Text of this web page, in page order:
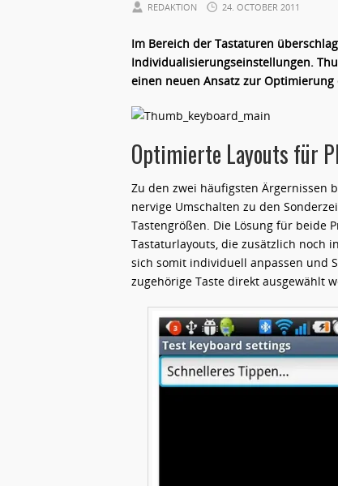
REDAKTION 24. OCTOBER 2011
Im Bereich der Tastaturen
Individualisierungseinstellungen.
einen neuen Ansatz zur
Optimierte Layouts für
Zu den zwei häufigsten Ärgernissen
nervige Umschalten zu den
Tastengrößen. Die Lösung für beide
Tastaturlayouts, die zusätzlich noch
sich somit individuell anpassen und
zugehörige Taste direkt ausgewählt